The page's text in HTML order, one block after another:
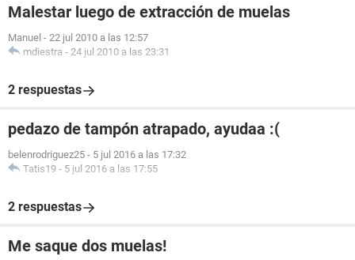
Malestar luego de extracción de muelas
Manuel - 22 jul 2010 a las 12:57
mdiestra - 24 jul 2010 a las 23:31
2 respuestas
pedazo de tampón atrapado, ayudaa :(
belenrodriguez25 - 5 jul 2016 a las 17:32
Tatis19 - 5 jul 2016 a las 17:55
2 respuestas
Me saque dos muelas!